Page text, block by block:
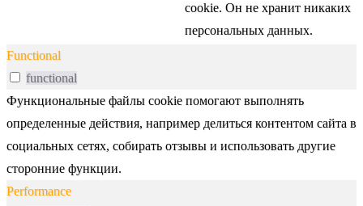
cookie. Он не хранит никаких
персональных данных.
Functional
functional
Функциональные файлы cookie помогают выполнять
определенные действия, например делиться контентом сайта в
социальных сетях, собирать отзывы и использовать другие
сторонние функции.
Performance